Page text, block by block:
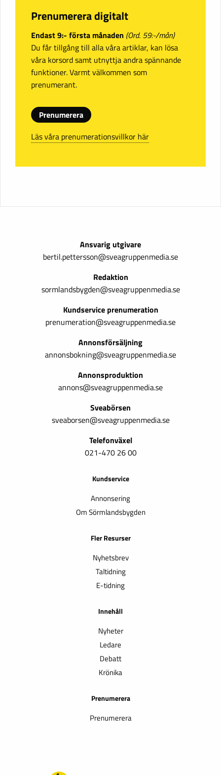
Prenumerera digitalt
Endast 9:- första månaden (Ord. 59:-/mån)
Du får tillgång till alla våra artiklar, kan lösa
våra korsord samt utnyttja andra spännande
funktioner. Varmt välkommen som
prenumerant.
Prenumerera
Läs våra prenumerationsvillkor här
Ansvarig utgivare
bertil.pettersson@sveagruppenmedia.se
Redaktion
sormlandsbygden@sveagruppenmedia.se
Kundservice prenumeration
prenumeration@sveagruppenmedia.se
Annonsförsäljning
annonsbokning@sveagruppenmedia.se
Annonsproduktion
annons@sveagruppenmedia.se
Sveabörsen
sveaborsen@sveagruppenmedia.se
Telefonväxel
021-470 26 00
Kundservice
Annonsering
Om Sörmlandsbygden
Fler Resurser
Nyhetsbrev
Taltidning
E-tidning
Innehåll
Nyheter
Ledare
Debatt
Krönika
Prenumerera
Prenumerera